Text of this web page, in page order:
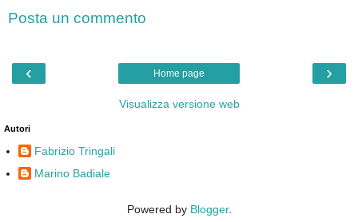
Posta un commento
‹ ›
Home page
Visualizza versione web
Autori
Fabrizio Tringali
Marino Badiale
Powered by Blogger.